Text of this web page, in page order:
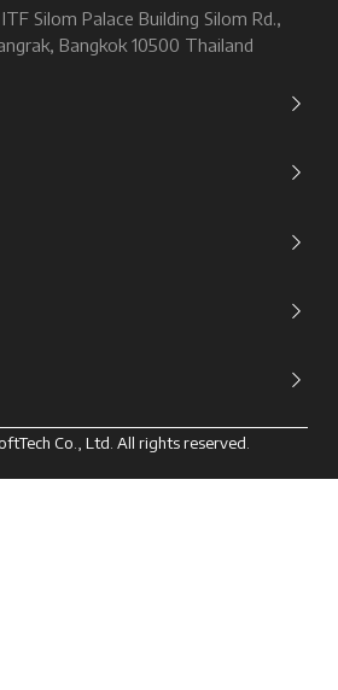
Silom Palace Building Silom Rd.,
Bangkok 10500 Thailand
Co., Ltd. All rights reserved.